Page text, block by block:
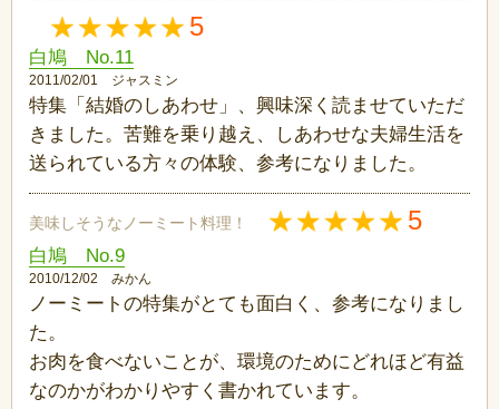
5
白鳩 No.11
2011/02/01 ジャスミン
特集「結婚のしあわせ」、興味深く読ませていただ
きました。苦難を乗り越え、しあわせな夫婦生活を
送られている方々の体験、参考になりました。
美味しそうなノーミート料理！ 5
白鳩 No.9
2010/12/02 みかん
ノーミートの特集がとても面白く、参考になりまし
た。
お肉を食べないことが、環境のためにどれほど有益
なのかがわかりやすく書かれています。